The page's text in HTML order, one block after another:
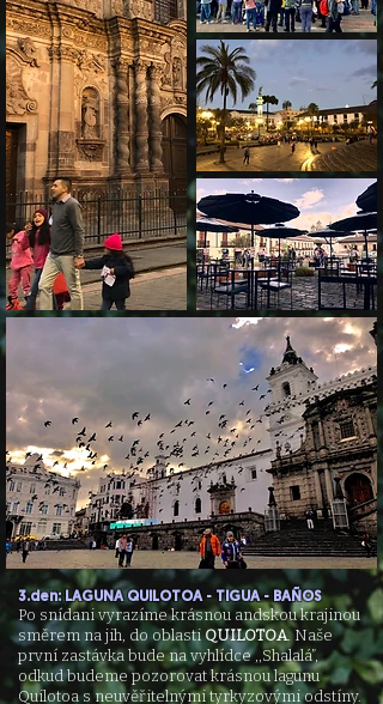
3.den: LAGUNA QUILOTOA - TIGUA - BAÑOS
Po snídani vyrazíme krásnou andskou krajinou
směrem na jih, do oblastiQUILOTOA. Naše
první zastávka bude na vyhlídce ,,Shalalá”,
odkud budeme pozorovat krásnou lagunu
Quilotoa s neuvěřitelnými tyrkyzovými odstíny.